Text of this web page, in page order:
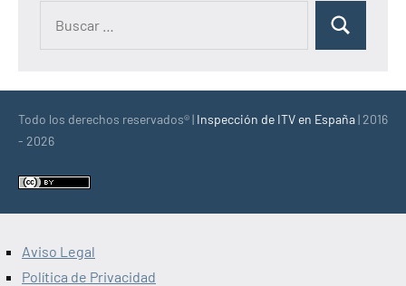
Buscar
Todo los derechos reservados® | Inspección de ITV en España| 2016
- 2026
Aviso Legal
Política de Privacidad